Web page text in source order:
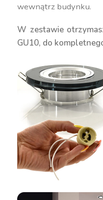
wewnątrz budynku.
W zestawie
GU10, do